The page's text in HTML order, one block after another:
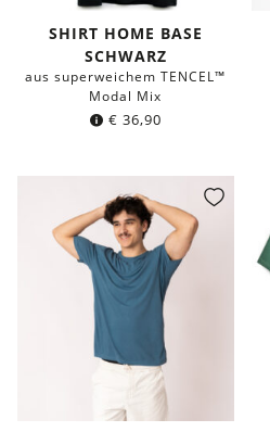
SHIRT HOME BASE
SCHWARZ
aus superweichem TENCEL™
Modal Mix
€ 36,90